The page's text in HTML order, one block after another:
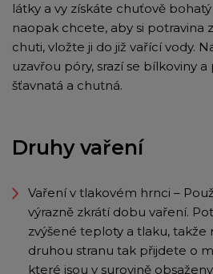
látky a vy získáte chuťově
naopak chcete, aby si potravina
chuti, vložte ji do již vařící vody.
uzavřou póry, srazí se bílkoviny
šťavnatá a chutná.
Druhy vaření
Vaření v tlakovém hrnci –
výrazně zkrátí dobu vaření.
zvýšené teploty a tlaku, takže
druhou stranu tak přijdete o
které jsou v surovině obsaženy.